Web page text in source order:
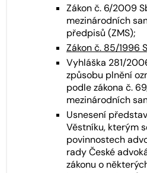
Zákon č. 6/2009
mezinárodních
předpisů (ZMS);
Zákon č. 85/1996
Vyhláška 281/
způsobu plnění
podle zákona č.
mezinárodních
Usnesení
Věstníku, kterým
povinnostech
rady České
zákonu o